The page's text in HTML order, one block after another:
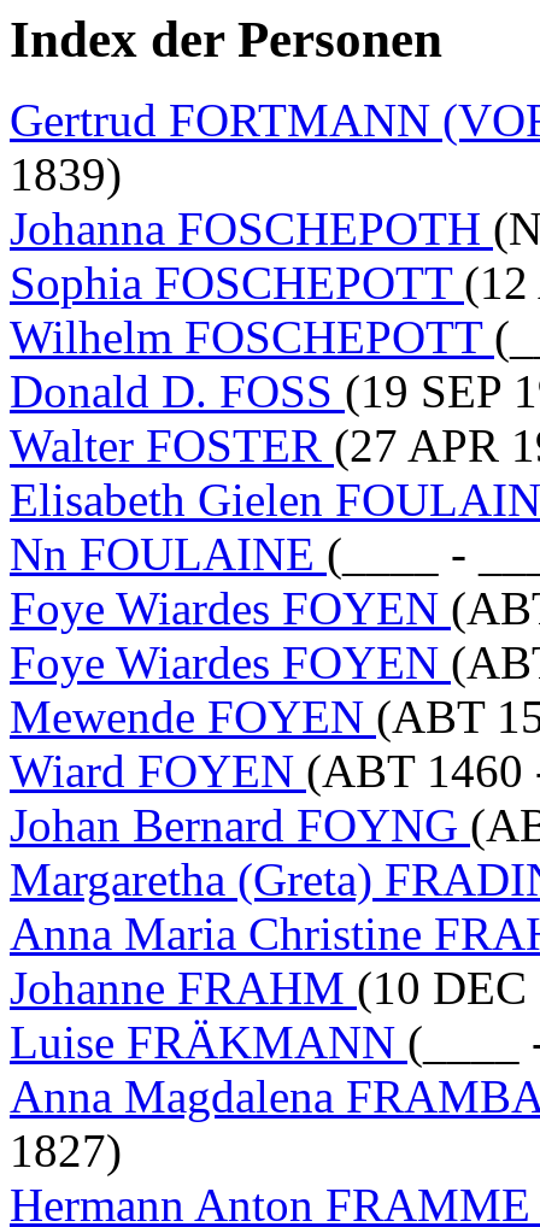
Index der Personen
Gertrud FORTMANN
1839)
Johanna FOSCHEPOTH
Sophia FOSCHEPOTT (12
Wilhelm FOSCHEPOTT
Donald D. FOSS (19 SEP
Walter FOSTER (27 APR
Elisabeth Gielen
Nn FOULAINE (____ -
Foye Wiardes FOYEN
Foye Wiardes FOYEN
Mewende FOYEN (ABT
Wiard FOYEN (ABT 1460
Johan Bernard FOYNG
Margaretha (Greta)
Anna Maria Christine
Johanne FRAHM (10 DEC
Luise FRÄKMANN (____
Anna Magdalena
1827)
Hermann Anton